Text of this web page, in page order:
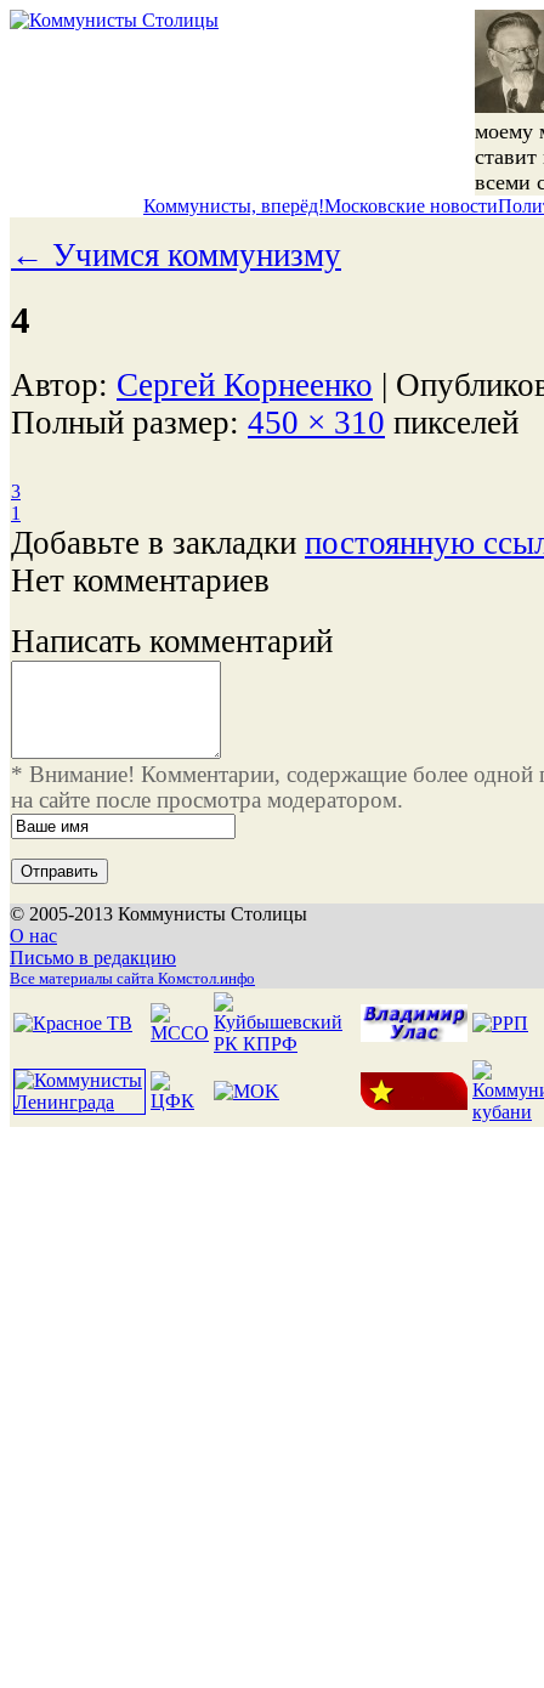
моему
всеми
Коммунисты, вперёд!Московские новости
← Учимся коммунизму
4
Автор: Сергей Корнеенко |
Полный размер: 450 × 310 пикселей
3
1
Добавьте в закладки постоянную
Нет комментариев
Написать комментарий
* Внимание! Комментарии, содержащие более одной
на сайте после просмотра модератором.
© 2005-2013 Коммунисты Столицы
О нас
Письмо в редакцию
Все материалы сайта Комстол.инфо